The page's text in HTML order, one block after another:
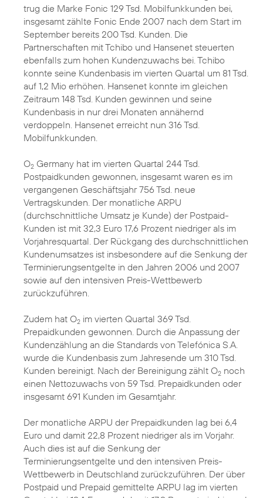
trug die Marke Fonic 129 Tsd. Mobilfunkkunden bei,
insgesamt zählte Fonic Ende 2007 nach dem Start im
September bereits 200 Tsd. Kunden. Die
Partnerschaften mit Tchibo und Hansenet steuerten
ebenfalls zum hohen Kundenzuwachs bei. Tchibo
konnte seine Kundenbasis im vierten Quartal um 81 Tsd.
auf 1,2 Mio erhöhen. Hansenet konnte im gleichen
Zeitraum 148 Tsd. Kunden gewinnen und seine
Kundenbasis in nur drei Monaten annähernd
verdoppeln. Hansenet erreicht nun 316 Tsd.
Mobilfunkkunden.
O2 Germany hat im vierten Quartal 244 Tsd.
Postpaidkunden gewonnen, insgesamt waren es im
vergangenen Geschäftsjahr 756 Tsd. neue
Vertragskunden. Der monatliche ARPU
(durchschnittliche Umsatz je Kunde) der Postpaid-
Kunden ist mit 32,3 Euro 17,6 Prozent niedriger als im
Vorjahresquartal. Der Rückgang des durchschnittlichen
Kundenumsatzes ist insbesondere auf die Senkung der
Terminierungsentgelte in den Jahren 2006 und 2007
sowie auf den intensiven Preis-Wettbewerb
zurückzuführen.
Zudem hat O2 im vierten Quartal 369 Tsd.
Prepaidkunden gewonnen. Durch die Anpassung der
Kundenzählung an die Standards von Telefónica S.A.
wurde die Kundenbasis zum Jahresende um 310 Tsd.
Kunden bereinigt. Nach der Bereinigung zählt O2 noch
einen Nettozuwachs von 59 Tsd. Prepaidkunden oder
insgesamt 691 Kunden im Gesamtjahr.
Der monatliche ARPU der Prepaidkunden lag bei 6,4
Euro und damit 22,8 Prozent niedriger als im Vorjahr.
Auch dies ist auf die Senkung der
Terminierungsentgelte und den intensiven Preis-
Wettbewerb in Deutschland zurückzuführen. Der über
Postpaid und Prepaid gemittelte ARPU lag im vierten